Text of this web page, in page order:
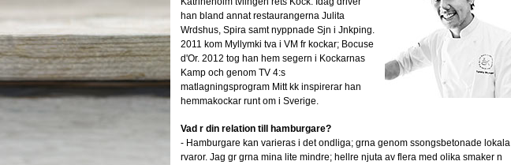
han bland annat restaurangerna Julita
Wrdshus, Spira samt nyppnade Sjn i Jnkping.
2011 kom Myllymki tva i VM fr kockar; Bocuse
d'Or. 2012 tog han hem segern i Kockarnas
Kamp och genom TV 4:s
matlagningsprogram Mitt kk inspirerar han
hemmakockar runt om i Sverige.
Vad r din relation till hamburgare?
- Hamburgare kan varieras i det ondliga; grna genom ssongsbetonade lokala
rvaror. Jag gr grna mina lite mindre; hellre njuta av flera med olika smaker n